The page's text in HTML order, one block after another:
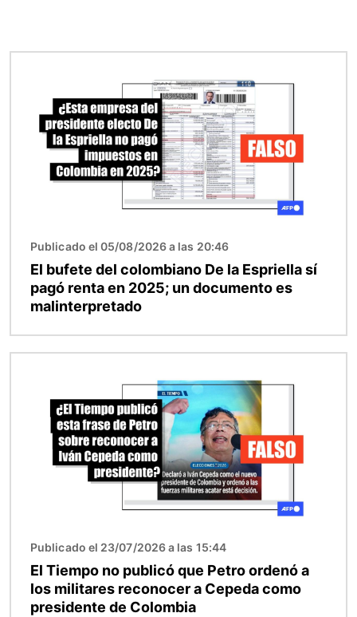
Publicado el 05/08/2026 a las 20:46
El bufete del colombiano De la Espriella sí
pagó renta en 2025; un documento es
malinterpretado
Publicado el 23/07/2026 a las 15:44
El Tiempo no publicó que Petro ordenó a
los militares reconocer a Cepeda como
presidente de Colombia